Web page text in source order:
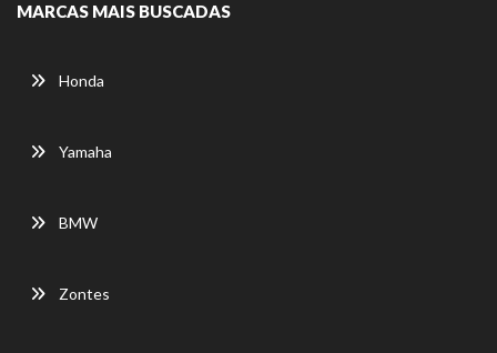
MARCAS MAIS BUSCADAS
Honda
Yamaha
BMW
Zontes